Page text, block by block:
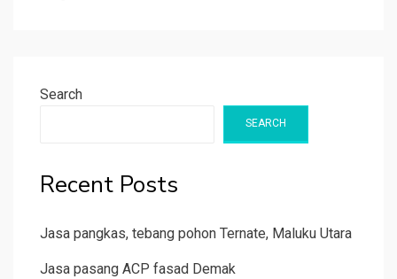
Search
SEARCH
Recent Posts
Jasa pangkas, tebang pohon Ternate, Maluku Utara
Jasa pasang ACP fasad Demak